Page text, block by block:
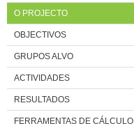
O PROJECTO
OBJECTIVOS
GRUPOS ALVO
ACTIVIDADES
RESULTADOS
FERRAMENTAS DE CÁLCULO